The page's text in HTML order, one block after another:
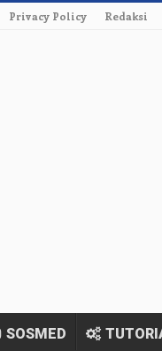
Privacy Policy Redaksi
SOSMED